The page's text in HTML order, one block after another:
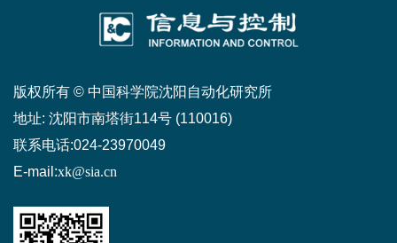
版权所有 © 中国科学院沈阳自动化研究所
地址: 沈阳市南塔街114号 (110016)
联系电话:024-23970049
E-mail:xk@sia.cn